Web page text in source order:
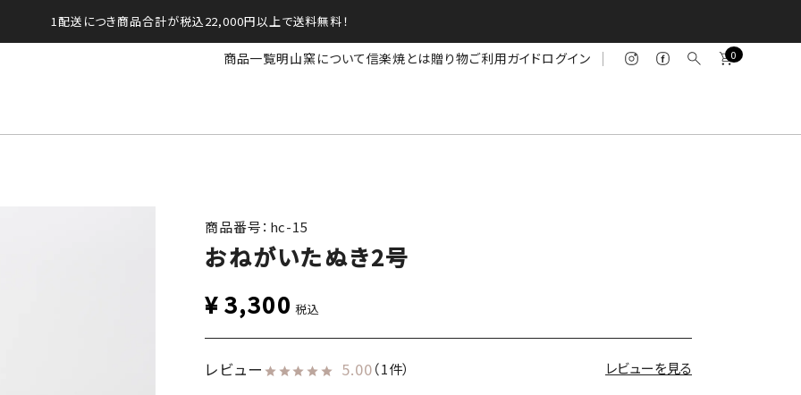
1配送につき商品合計が税込22,000円以上で送料無料！
商品一覧明山窯について信楽焼とは贈り物ご利用ガイドログイン 0
商品番号：hc-15
おねがいたぬき2号
¥3,300 税込
レビュー 5.00（1件） レビューを見る